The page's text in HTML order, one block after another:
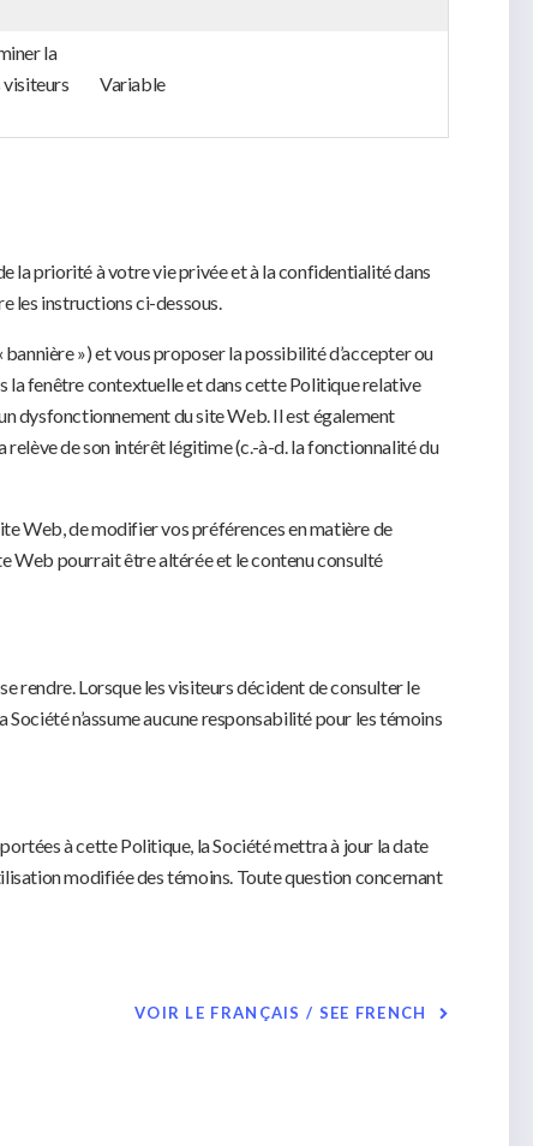
la
visiteurs
Variable
la priorité à votre vie privée et à la confidentialité dans
les instructions ci-dessous.
») et vous proposer la possibilité d’accepter ou
la fenêtre contextuelle et dans cette Politique relative
dysfonctionnement du site Web. Il est également
relève de son intérêt légitime (c.-à-d. la fonctionnalité du
Web, de modifier vos préférences en matière de
Web pourrait être altérée et le contenu consulté
rendre. Lorsque les visiteurs décident de consulter le
n’assume aucune responsabilité pour les témoins
à cette Politique, la Société mettra à jour la date
modifiée des témoins. Toute question concernant
VOIR LE FRANÇAIS / SEE FRENCH